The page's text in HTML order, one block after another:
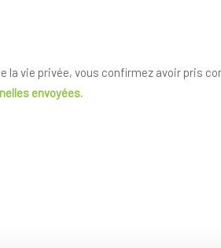
la vie privée, vous confirmez avoir pris
envoyées.